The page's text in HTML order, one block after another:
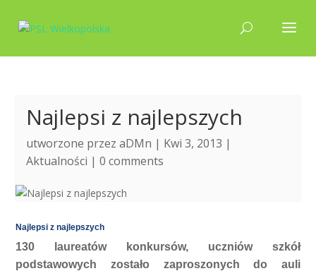
Najlepsi z najlepszych
utworzone przezaDMn | Kwi 3, 2013 |
Aktualności |0 comments
Najlepsi z najlepszych
130 laureatów konkursów, uczniów szkół
podstawowych zostało zaproszonych do auli